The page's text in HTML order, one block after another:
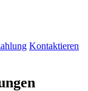
Kontaktieren